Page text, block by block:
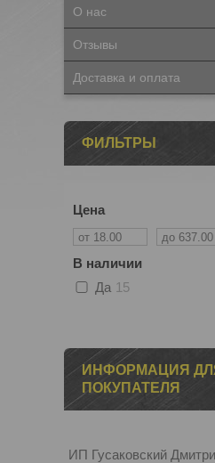
О нас
Отзывы
Доставка и оплата
ФИЛЬТРЫ
Цена
В наличии
Да 15
ИНФОРМАЦИЯ
ПОКУПАТЕЛЯ
ИП Гусаковский